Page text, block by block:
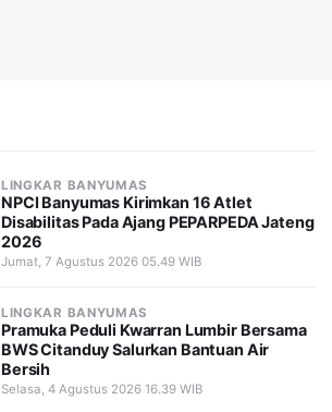
LINGKAR BANYUMAS
NPCI Banyumas Kirimkan 16 Atlet
Disabilitas Pada Ajang PEPARPEDA Jateng
2026
Jumat, 7 Agustus 2026 05.49 WIB
LINGKAR BANYUMAS
Pramuka Peduli Kwarran Lumbir Bersama
BWS Citanduy Salurkan Bantuan Air
Bersih
Selasa, 4 Agustus 2026 16.39 WIB